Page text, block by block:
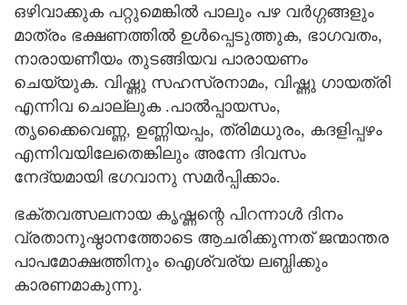
ഒഴിവാക്കുക പറ്റുമെങ്കിൽ പാലും പഴ വർഗ്ഗങ്ങളും
മാത്രം ഭക്ഷണത്തിൽ ഉൾപ്പെടുത്തുക, ഭാഗവതം,
നാരായണീയം തുടങ്ങിയവ പാരായണം
ചെയ്യുക. വിഷ്ണു സഹസ്രനാമം, വിഷ്ണു ഗായത്രി
എന്നിവ ചൊല്ലുക .പാൽപ്പായസം,
തൃക്കൈവെണ്ണ, ഉണ്ണിയപ്പം, ത്രിമധുരം, കദളിപ്പഴം
എന്നിവയിലേതെങ്കിലും അന്നേ ദിവസം
നേദ്യമായി ഭഗവാനു സമർപ്പിക്കാം.
ഭക്തവത്സലനായ കൃഷ്ണന്റെ പിറന്നാൾ ദിനം
വ്രതാനുഷ്ഠാനത്തോടെ ആചരിക്കുന്നത് ജന്മാന്തര
പാപമോക്ഷത്തിനും ഐശ്വര്യ ലബ്ധിക്കും
കാരണമാകുന്നു.